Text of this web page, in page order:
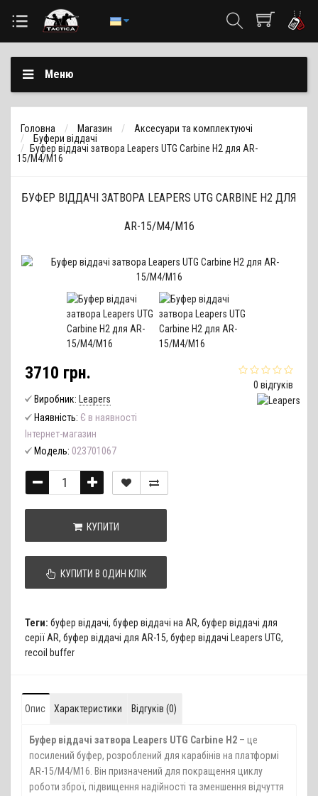
Меню
Головна Магазин
Аксесуари та комплектуючі
Буфери віддачі
Буфер віддачі затвора Leapers UTG Carbine H2 для AR-
15/M4/M16
БУФЕР ВІДДАЧІ ЗАТВОРА LEAPERS UTG CARBINE H2 ДЛЯ
AR-15/M4/M16
0 відгуків
3710 грн.
Виробник:
Leapers
Наявність: Є в наявності
Інтернет-магазин
Модель: 023701067
КУПИТИ
КУПИТИ В ОДИН КЛІК
Теги: буфер віддачі, буфер віддачі на AR, буфер віддачі для
серії AR, буфер віддачі для AR-15, буфер віддачі Leapers UTG,
recoil buffer
Опис Характеристики Відгуків (0)
Буфер віддачі затвора Leapers UTG Carbine H2 – це
посилений буфер, розроблений для карабінів на платформі
AR-15/M4/M16. Він призначений для покращення циклу
роботи зброї, підвищення надійності та зменшення відчуття